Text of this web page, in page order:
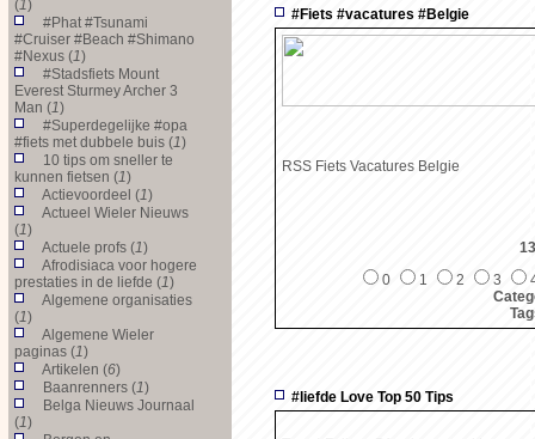
(1)
#Phat #Tsunami
#Cruiser #Beach #Shimano
#Nexus (1)
#Stadsfiets Mount
Everest Sturmey Archer 3
Man (1)
#Superdegelijke #opa
#fiets met dubbele buis (1)
10 tips om sneller te
kunnen fietsen (1)
Actievoordeel (1)
Actueel Wieler Nieuws
(1)
Actuele profs (1)
Afrodisiaca voor hogere
prestaties in de liefde (1)
Algemene organisaties
(1)
Algemene Wieler
paginas (1)
Artikelen (6)
Baanrenners (1)
Belga Nieuws Journaal
(1)
#Fiets #vacatures #Belgie
RSS Fiets Vacatures Belgie
0
1 2 3
#liefde Love Top 50 Tips